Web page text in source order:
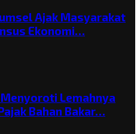
Ajak Masyarakat
Ekonomi…
Menyoroti Lemahnya
Bahan Bakar…